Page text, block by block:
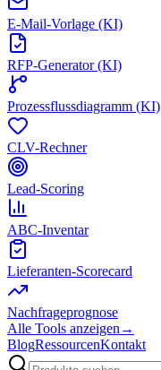
E-Mail-Vorlage (KI)
RFP-Generator (KI)
Prozessflussdiagramm (KI)
CLV-Rechner
Lead-Scoring
ABC-Inventar
Lieferanten-Scorecard
Nachfrageprognose
Alle Tools anzeigen →
BlogRessourcenKontakt